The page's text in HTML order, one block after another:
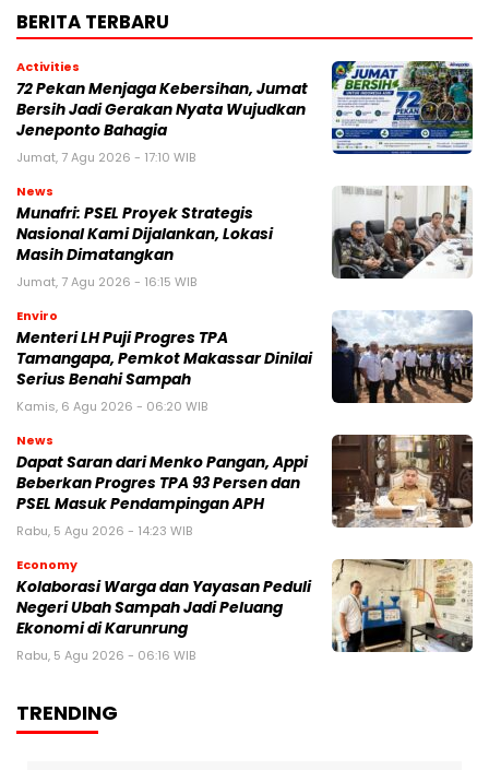
BERITA TERBARU
Activities
72 Pekan Menjaga Kebersihan, Jumat
Bersih Jadi Gerakan Nyata Wujudkan
Jeneponto Bahagia
Jumat, 7 Agu 2026 - 17:10 WIB
News
Munafri: PSEL Proyek Strategis
Nasional Kami Dijalankan, Lokasi
Masih Dimatangkan
Jumat, 7 Agu 2026 - 16:15 WIB
Enviro
Menteri LH Puji Progres TPA
Tamangapa, Pemkot Makassar Dinilai
Serius Benahi Sampah
Kamis, 6 Agu 2026 - 06:20 WIB
News
Dapat Saran dari Menko Pangan, Appi
Beberkan Progres TPA 93 Persen dan
PSEL Masuk Pendampingan APH
Rabu, 5 Agu 2026 - 14:23 WIB
Economy
Kolaborasi Warga dan Yayasan Peduli
Negeri Ubah Sampah Jadi Peluang
Ekonomi di Karunrung
Rabu, 5 Agu 2026 - 06:16 WIB
TRENDING